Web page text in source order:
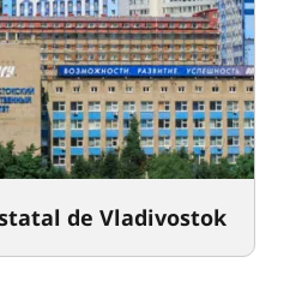
de Vladivostok